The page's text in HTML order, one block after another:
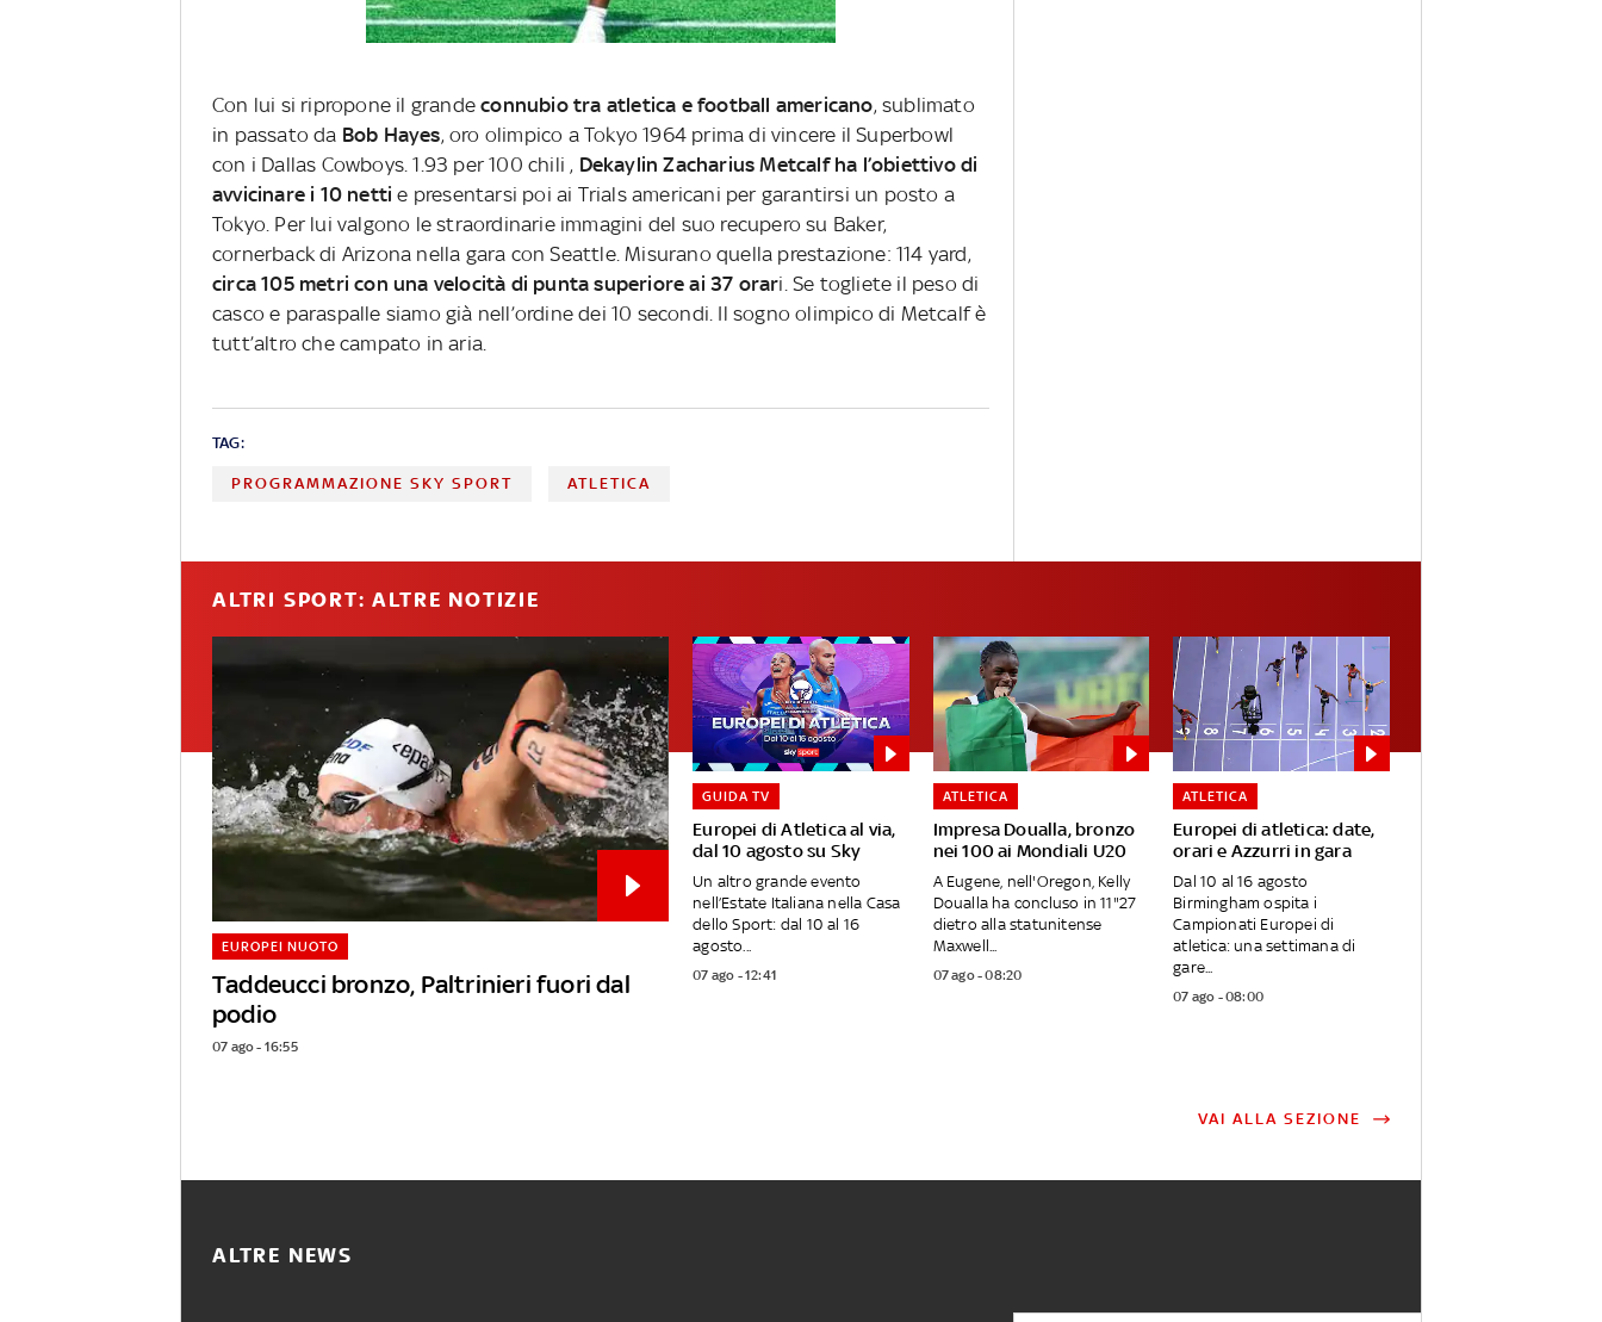
Con lui si ripropone il grandeconnubio tra atletica e football americano, sublimato
in passato da Bob Hayes, oro olimpico a Tokyo 1964 prima di vincere il Superbowl
con i Dallas Cowboys. 1.93 per 100 chili , Dekaylin Zacharius Metcalf ha l’obiettivo di
avvicinare i 10 netti e presentarsi poi ai Trials americani per garantirsi un posto a
Tokyo. Per lui valgono le straordinarie immagini del suo recupero su Baker,
cornerback di Arizona nella gara con Seattle. Misurano quella prestazione: 114 yard,
circa 105 metri con una velocità di punta superiore ai 37 orari. Se togliete il peso di
casco e paraspalle siamo già nell’ordine dei 10 secondi. Il sogno olimpico di Metcalf è
tutt’altro che campato in aria.
TAG:
PROGRAMMAZIONE SKY SPORT ATLETICA
ALTRI SPORT: ALTRE NOTIZIE
Taddeucci bronzo, Paltrinieri fuori dal
podio
EUROPEI NUOTO
07 ago - 16:55
Europei di Atletica al via,
dal 10 agosto su Sky
GUIDA TV
Un altro grande evento
nell’Estate Italiana nella Casa
dello Sport: dal 10 al 16
agosto...
07 ago - 12:41
Impresa Doualla, bronzo
nei 100 ai Mondiali U20
ATLETICA
A Eugene, nell'Oregon, Kelly
Doualla ha concluso in 11"27
dietro alla statunitense
Maxwell...
07 ago - 08:20
Europei di atletica: date,
orari e Azzurri in gara
ATLETICA
Dal 10 al 16 agosto
Birmingham ospita i
Campionati Europei di
atletica: una settimana di
gare...
07 ago - 08:00
VAI ALLA SEZIONE
ALTRE NEWS